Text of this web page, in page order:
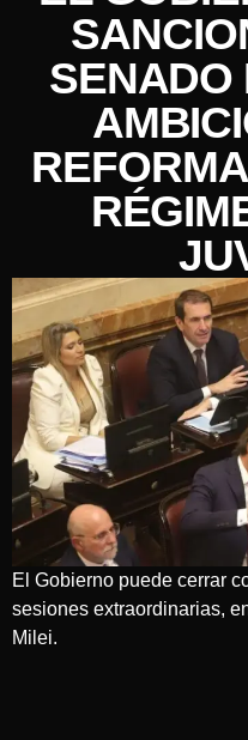
SENADO
El Gobierno puede cerrar
sesiones extraordinarias,
Milei.